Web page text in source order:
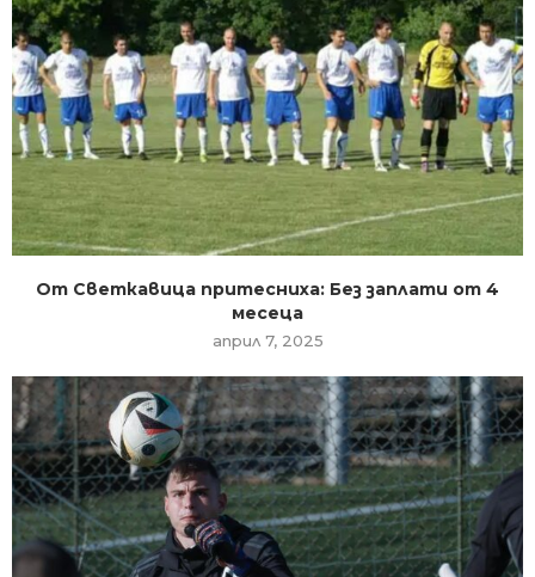
От Светкавица притесниха: Без заплати от 4
месеца
април 7, 2025